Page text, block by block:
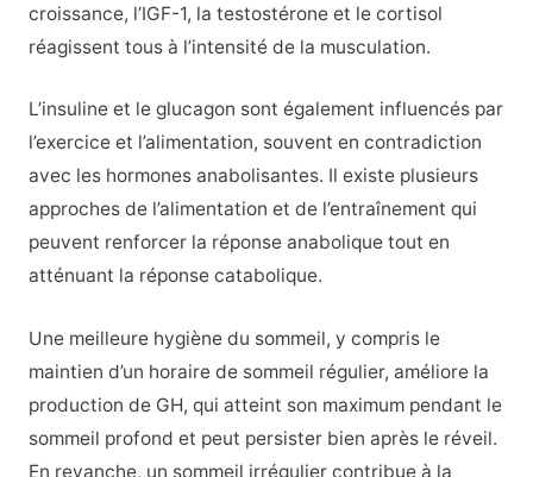
croissance, l’IGF-1, la testostérone et le cortisol
réagissent tous à l’intensité de la musculation.
L’insuline et le glucagon sont également influencés par
l’exercice et l’alimentation, souvent en contradiction
avec les hormones anabolisantes. Il existe plusieurs
approches de l’alimentation et de l’entraînement qui
peuvent renforcer la réponse anabolique tout en
atténuant la réponse catabolique.
Une meilleure hygiène du sommeil, y compris le
maintien d’un horaire de sommeil régulier, améliore la
production de GH, qui atteint son maximum pendant le
sommeil profond et peut persister bien après le réveil.
En revanche, un sommeil irrégulier contribue à la